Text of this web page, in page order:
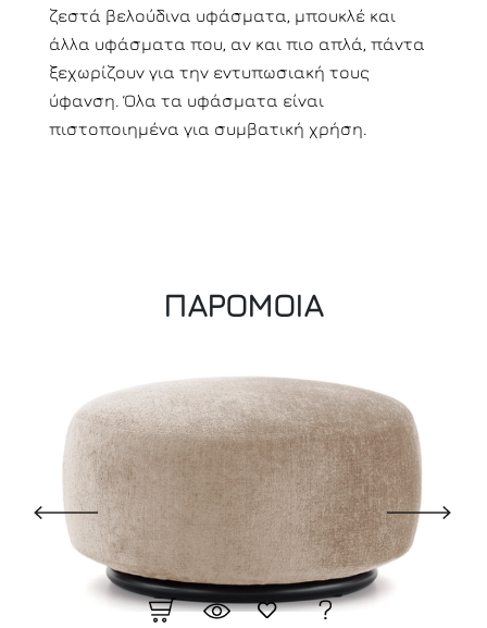
ζεστά βελούδινα υφάσματα, μπουκλέ και
άλλα υφάσματα που, αν και πιο απλά, πάντα
ξεχωρίζουν για την εντυπωσιακή τους
ύφανση. Όλα τα υφάσματα είναι
πιστοποιημένα για συμβατική χρήση.
ΠΑΡΟΜΟΙΑ